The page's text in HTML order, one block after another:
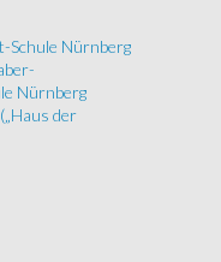
Schule Nürnberg
Nürnberg
der